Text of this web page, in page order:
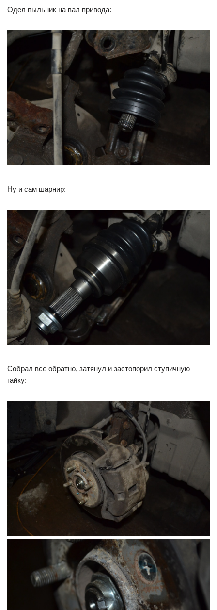
Одел пыльник на вал привода:
Ну и сам шарнир:
Собрал все обратно, затянул и застопорил ступичную
гайку: